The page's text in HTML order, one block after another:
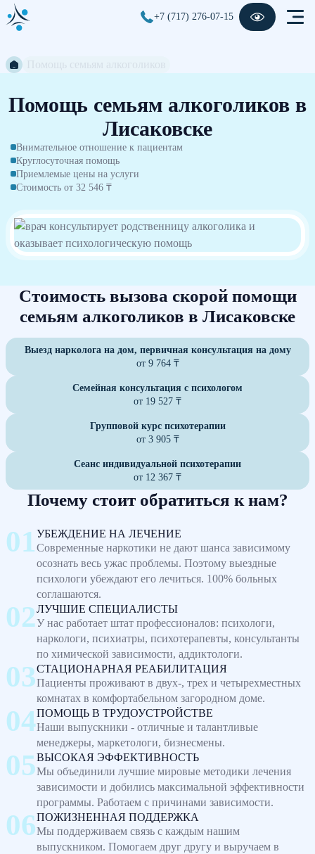
+7 (717) 276-07-15
Помощь семьям алкоголиков в
Лисаковске
Внимательное отношение к пациентам
Круглосуточная помощь
Приемлемые цены на услуги
Стоимость от 32 546 ₸
Стоимость вызова скорой помощи
семьям алкоголиков в Лисаковске
Выезд нарколога на дом, первичная консультация на дому
от 9 764 ₸
Семейная консультация с психологом
от 19 527 ₸
Групповой курс психотерапии
от 3 905 ₸
Сеанс индивидуальной психотерапии
от 12 367 ₸
Почему стоит обратиться к нам?
УБЕЖДЕНИЕ НА ЛЕЧЕНИЕ
Современные наркотики не дают шанса зависимому
осознать весь ужас проблемы. Поэтому выездные
психологи убеждают его лечиться. 100% больных
соглашаются.
ЛУЧШИЕ СПЕЦИАЛИСТЫ
У нас работает штат профессионалов: психологи,
наркологи, психиатры, психотерапевты, консультанты
по химической зависимости, аддиктологи.
СТАЦИОНАРНАЯ РЕАБИЛИТАЦИЯ
Пациенты проживают в двух-, трех и четырехместных
комнатах в комфортабельном загородном доме.
ПОМОЩЬ В ТРУДОУСТРОЙСТВЕ
Наши выпускники - отличные и талантливые
менеджеры, маркетологи, бизнесмены.
ВЫСОКАЯ ЭФФЕКТИВНОСТЬ
Мы объединили лучшие мировые методики лечения
зависимости и добились максимальной эффективности
программы. Работаем с причинами зависимости.
ПОЖИЗНЕННАЯ ПОДДЕРЖКА
Мы поддерживаем связь с каждым нашим
выпускником. Помогаем друг другу и выручаем в